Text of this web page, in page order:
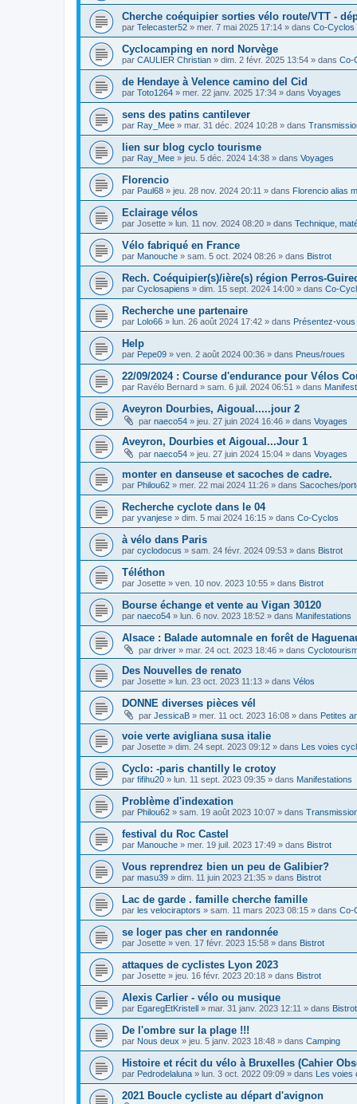
Cherche coéquipier sorties vélo route/VTT -
par Telecaster52 » mer. 7 mai 2025 17:14 » dans Co-Cyclos
Cyclocamping en nord Norvège
par CAULIER Christian » dim. 2 févr. 2025 13:54 » dans Co-
de Hendaye à Velence camino del Cid
par Toto1264 » mer. 22 janv. 2025 17:34 » dans Voyages
sens des patins cantilever
par Ray_Mee » mar. 31 déc. 2024 10:28 » dans
lien sur blog cyclo tourisme
par Ray_Mee » jeu. 5 déc. 2024 14:38 » dans Voyages
Florencio
par Paul68 » jeu. 28 nov. 2024 20:11 » dans Florencio alias
Eclairage vélos
par Josette » lun. 11 nov. 2024 08:20 » dans Technique,
Vélo fabriqué en France
par Manouche » sam. 5 oct. 2024 08:26 » dans Bistrot
Rech. Coéquipier(s)/ière(s) région Perros-
par Cyclosapiens » dim. 15 sept. 2024 14:00 » dans Co-
Recherche une partenaire
par Lolo66 » lun. 26 août 2024 17:42 » dans Présentez-vous
Help
par Pepe09 » ven. 2 août 2024 00:36 » dans Pneus/roues
22/09/2024 : Course d'endurance pour Vélos
par Ravélo Bernard » sam. 6 juil. 2024 06:51 » dans
Aveyron Dourbies, Aigoual.....jour 2
par naeco54 » jeu. 27 juin 2024 16:46 » dans Voyages
Aveyron, Dourbies et Aigoual...Jour 1
par naeco54 » jeu. 27 juin 2024 15:04 » dans Voyages
monter en danseuse et sacoches de cadre.
par Philou62 » mer. 22 mai 2024 11:26 » dans Sacoches/
Recherche cyclote dans le 04
par yvanjese » dim. 5 mai 2024 16:15 » dans Co-Cyclos
à vélo dans Paris
par cyclodocus » sam. 24 févr. 2024 09:53 » dans Bistrot
Téléthon
par Josette » ven. 10 nov. 2023 10:55 » dans Bistrot
Bourse échange et vente au Vigan 30120
par naeco54 » lun. 6 nov. 2023 18:52 » dans Manifestations
Alsace : Balade automnale en forêt de
par driver » mar. 24 oct. 2023 18:46 » dans
Des Nouvelles de renato
par Josette » lun. 23 oct. 2023 11:13 » dans Vélos
DONNE diverses pièces vél
par JessicaB » mer. 11 oct. 2023 16:08 » dans Petites
voie verte avigliana susa italie
par Josette » dim. 24 sept. 2023 09:12 » dans Les voies
Cyclo: -paris chantilly le crotoy
par fifihu20 » lun. 11 sept. 2023 09:35 » dans Manifestations
Problème d'indexation
par Philou62 » sam. 19 août 2023 10:07 » dans
festival du Roc Castel
par Manouche » mer. 19 juil. 2023 17:49 » dans Bistrot
Vous reprendrez bien un peu de Galibier?
par masu39 » dim. 11 juin 2023 21:35 » dans Bistrot
Lac de garde . famille cherche famille
par les velociraptors » sam. 11 mars 2023 08:15 » dans Co-
se loger pas cher en randonnée
par Josette » ven. 17 févr. 2023 15:58 » dans Bistrot
attaques de cyclistes Lyon 2023
par Josette » jeu. 16 févr. 2023 20:18 » dans Bistrot
Alexis Carlier - vélo ou musique
par EgaregEtKristell » mar. 31 janv. 2023 12:11 » dans Bistrot
De l'ombre sur la plage !!!
par Nous deux » jeu. 5 janv. 2023 18:48 » dans Camping
Histoire et récit du vélo à Bruxelles (Cahier
par Pedrodelaluna » lun. 3 oct. 2022 09:09 » dans Les voies
2021 Boucle cycliste au départ d'avignon